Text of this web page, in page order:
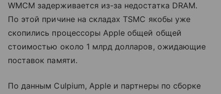
WMCM задерживается из-за недостатка DRAM.
По этой причине на складах TSMC якобы уже
скопились процессоры Apple общей общей
стоимостью около 1 млрд долларов, ожидающие
поставок памяти.
По данным Culpium, Apple и партнеры по сборке